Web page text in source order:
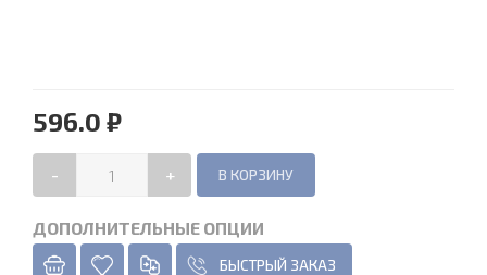
596.0 ₽
- +
ДОПОЛНИТЕЛЬНЫЕ ОПЦИИ
БЫСТРЫЙ ЗАКАЗ